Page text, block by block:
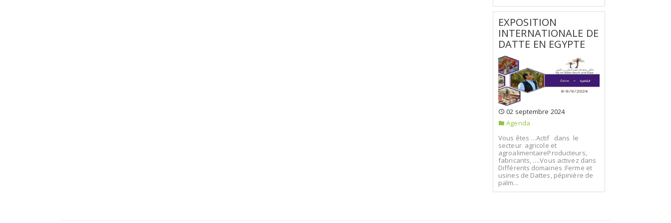
EXPOSITION
INTERNATIONALE DE
DATTE EN EGYPTE
02 septembre 2024
Agenda
Vous êtes …Actif dans le
secteur agricole et
agroalimentaireProducteurs,
fabricants, ….Vous activez dans
Différents domaines :Ferme et
usines de Dattes, pépinière de
palm...